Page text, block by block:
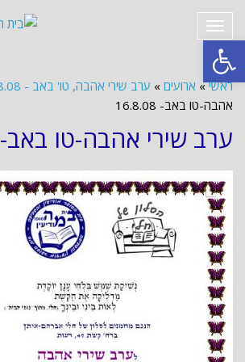
פתח סרגל נגישות
תפריט
ראשי » ארועים » ערב שירי אהבה, טו' באב - 16.8.08
אהבה-טו באב- 16.8.08
ערב שירי אהבה-טו באב- 16.8.08